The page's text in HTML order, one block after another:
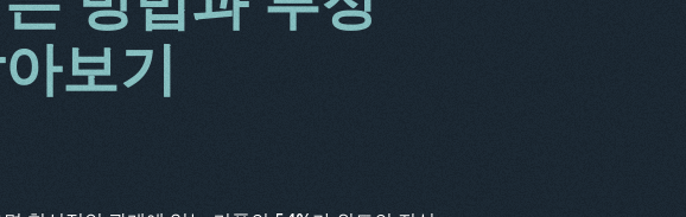
보기